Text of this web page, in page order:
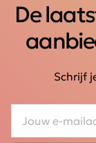
De
Schrijf